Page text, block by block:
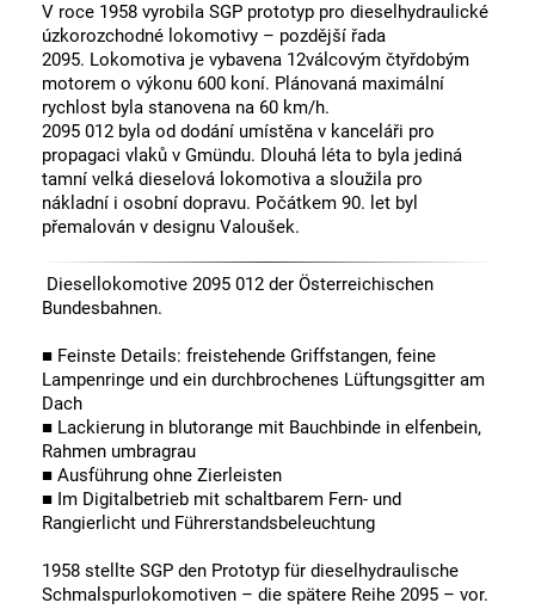
V roce 1958 vyrobila SGP prototyp pro dieselhydraulické
úzkorozchodné lokomotivy – pozdější řada
2095. Lokomotiva je vybavena 12válcovým čtyřdobým
motorem o výkonu 600 koní. Plánovaná maximální
rychlost byla stanovena na 60 km/h.
2095 012 byla od dodání umístěna v kanceláři pro
propagaci vlaků v Gmündu. Dlouhá léta to byla jediná
tamní velká dieselová lokomotiva a sloužila pro
nákladní i osobní dopravu. Počátkem 90. let byl
přemalován v designu Valoušek.
Diesellokomotive 2095 012 der Österreichischen
Bundesbahnen.
■ Feinste Details: freistehende Griffstangen, feine
Lampenringe und ein durchbrochenes Lüftungsgitter am
Dach
■ Lackierung in blutorange mit Bauchbinde in elfenbein,
Rahmen umbragrau
■ Ausführung ohne Zierleisten
■ Im Digitalbetrieb mit schaltbarem Fern- und
Rangierlicht und Führerstandsbeleuchtung
1958 stellte SGP den Prototyp für dieselhydraulische
Schmalspurlokomotiven – die spätere Reihe 2095 – vor.